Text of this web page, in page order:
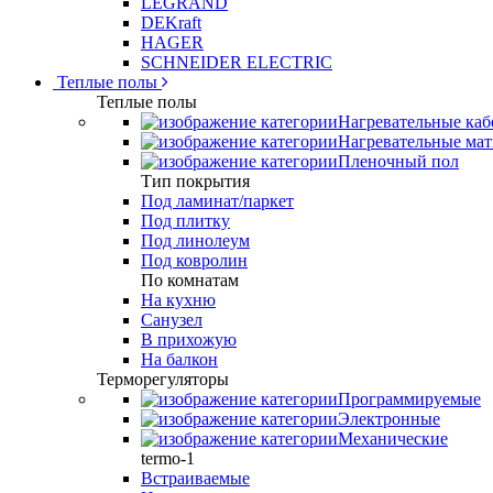
DEKraft
HAGER
SCHNEIDER ELECTRIC
Теплые полы
Теплые полы
Нагревательные
Нагревательные
Пленочный пол
Тип покрытия
Под ламинат/паркет
Под плитку
Под линолеум
Под ковролин
По комнатам
На кухню
Санузел
В прихожую
На балкон
Терморегуляторы
Программируемые
Электронные
Механические
termo-1
Встраиваемые